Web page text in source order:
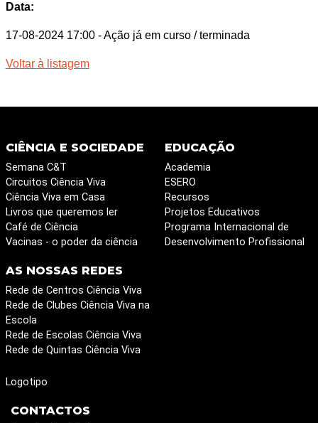
Data:
17-08-2024 17:00 - Ação já em curso / terminada
Voltar à listagem
CIÊNCIA E SOCIEDADE
Semana C&T
Circuitos Ciência Viva
Ciência Viva em Casa
Livros que queremos ler
Café de Ciência
Vacinas - o poder da ciência
EDUCAÇÃO
Academia
ESERO
Recursos
Projetos Educativos
Programa Internacional de
Desenvolvimento Profissional
AS NOSSAS REDES
Rede de Centros Ciência Viva
Rede de Clubes Ciência Viva na
Escola
Rede de Escolas Ciência Viva
Rede de Quintas Ciência Viva
Logotipo
CONTACTOS